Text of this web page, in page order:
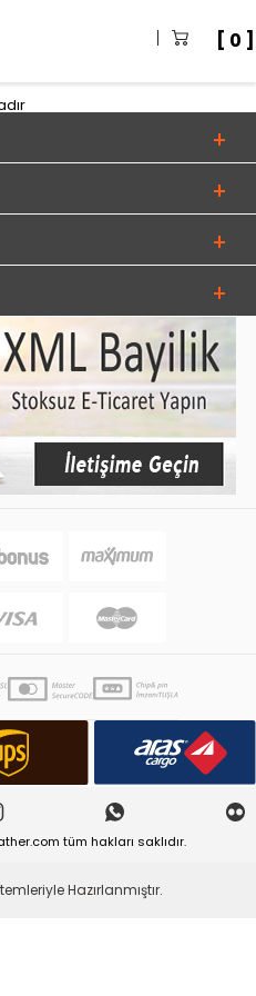
0
tüm hakları saklıdır.
Hazırlanmıştır.